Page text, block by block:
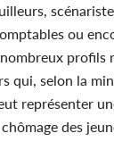
ou
profils
qui, selon la
représenter
des